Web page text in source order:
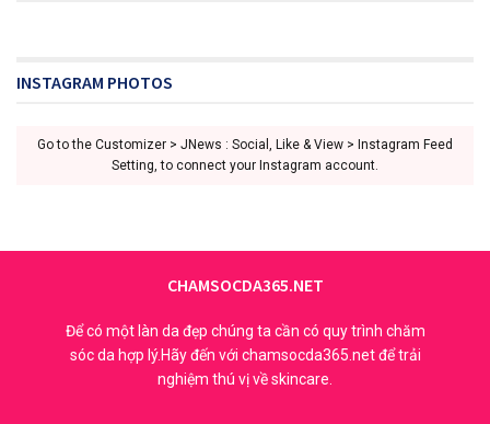
INSTAGRAM PHOTOS
Go to the Customizer > JNews : Social, Like & View > Instagram Feed
Setting, to connect your Instagram account.
CHAMSOCDA365.NET
Để có một làn da đẹp chúng ta cần có quy trình chăm
sóc da hợp lý.Hãy đến với chamsocda365.net để trải
nghiệm thú vị về skincare.